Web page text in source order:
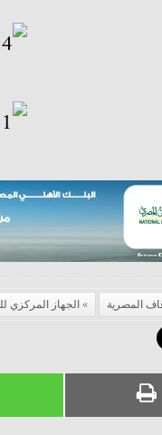
المصرية الجهاز المركزي